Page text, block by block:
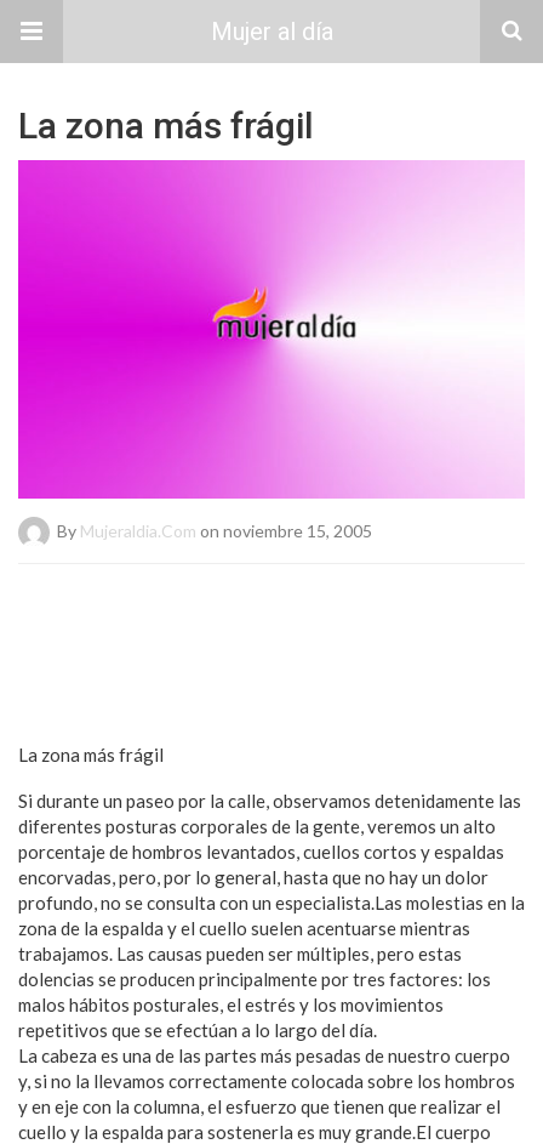
Mujer al día
La zona más frágil
By Mujeraldia.com on noviembre 15, 2005
La zona más frágil
Si durante un paseo por la calle, observamos detenidamente las
diferentes posturas corporales de la gente, veremos un alto
porcentaje de hombros levantados, cuellos cortos y espaldas
encorvadas, pero, por lo general, hasta que no hay un dolor
profundo, no se consulta con un especialista.Las molestias en la
zona de la espalda y el cuello suelen acentuarse mientras
trabajamos. Las causas pueden ser múltiples, pero estas
dolencias se producen principalmente por tres factores: los
malos hábitos posturales, el estrés y los movimientos
repetitivos que se efectúan a lo largo del día.
La cabeza es una de las partes más pesadas de nuestro cuerpo
y, si no la llevamos correctamente colocada sobre los hombros
y en eje con la columna, el esfuerzo que tienen que realizar el
cuello y la espalda para sostenerla es muy grande.El cuerpo